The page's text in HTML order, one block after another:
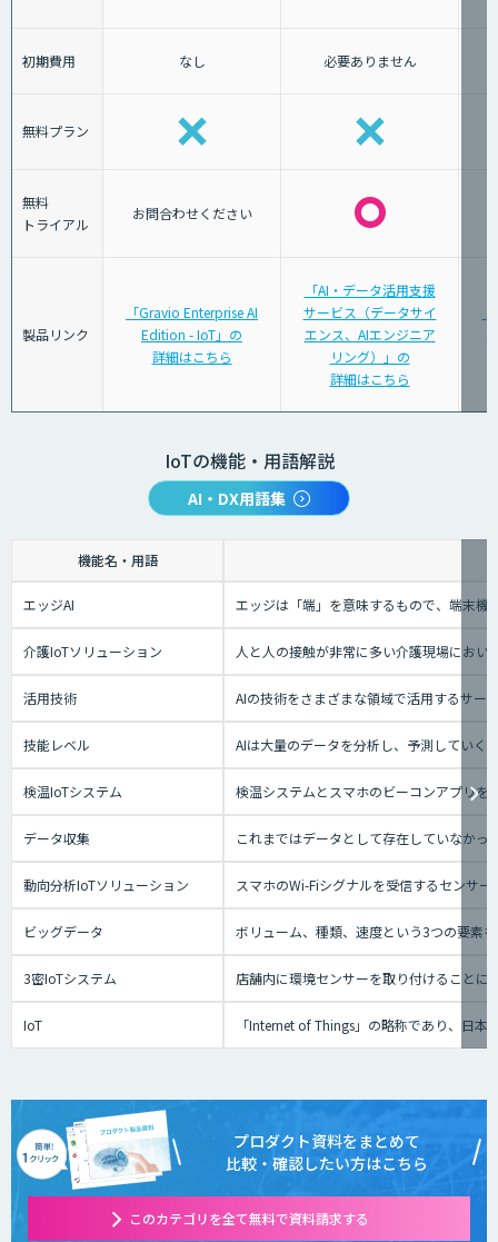
初期費用 なし 必要ありません
無料プラン
無料
トライアル
お問合わせください
製品リンク
「Gravio Enterprise AI
Edition - IoT」の
詳細はこちら
「AI・データ活用支援
サービス（データサイ
エンス、AIエンジニア
リング）」の
詳細はこちら
IoTの機能・用語解説
AI・DX用語集
機能名・用語
エッジAI エッジは「端」を意味するもので、端末機
介護IoTソリューション 人と人の接触が非常に多い介護現場にお
活用技術 AIの技術をさまざまな領域で活用するサー
技能レベル AIは大量のデータを分析し、予測していく
検温IoTシステム 検温システムとスマホのビーコンアプリを
データ収集 これまではデータとして存在していなか
動向分析IoTソリューション スマホのWi-Fiシグナルを受信するセンサ
ビッグデータ ボリューム、種類、速度という3つの要素
3密IoTシステム 店舗内に環境センサーを取り付けること
IoT 「Internet of Things」の略称であり、日
プロダクト資料をまとめて
比較・確認したい方はこちら
このカテゴリを全て無料で資料請求する